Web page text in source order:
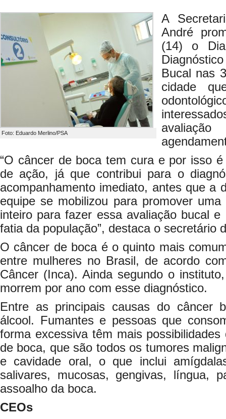
Foto: Eduardo Merlino/PSA
A
André
(14) o
Bucal nas
cidade
“O câncer de boca tem cura e por isso
de ação, já que contribui para o
acompanhamento imediato, antes que a
equipe se mobilizou para promover
inteiro para fazer essa avaliação bucal e
fatia da população”, destaca o secretário
O câncer de boca é o quinto mais
entre mulheres no Brasil, de acordo
Câncer (Inca). Ainda segundo o
morrem por ano com esse diagnóstico.
Entre as principais causas do câncer
álcool. Fumantes e pessoas que
forma excessiva têm mais
de boca, que são todos os tumores
e cavidade oral, o que inclui
salivares, mucosas, gengivas, língua,
assoalho da boca.
CEOs